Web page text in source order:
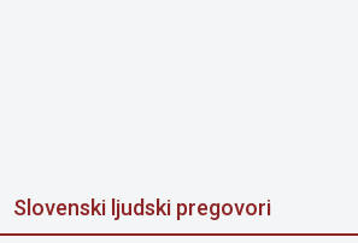
Slovenski ljudski pregovori